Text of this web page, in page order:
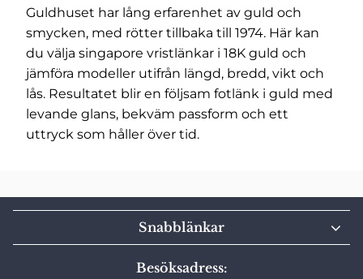
Guldhuset har lång erfarenhet av guld och
smycken, med rötter tillbaka till 1974. Här kan
du välja singapore vristlänkar i 18K guld och
jämföra modeller utifrån längd, bredd, vikt och
lås. Resultatet blir en följsam fotlänk i guld med
levande glans, bekväm passform och ett
uttryck som håller över tid.
Besöksadress:
Snabblänkar